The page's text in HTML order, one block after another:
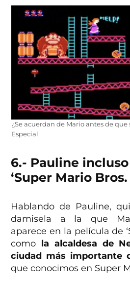
¿Se acuerdan de Mario antes de que
Especial
6.- Pauline
‘Super Mario
Hablando de Pauline,
damisela a la que
aparece en la película de
como la alcaldesa de
ciudad más importante
que conocimos en Super